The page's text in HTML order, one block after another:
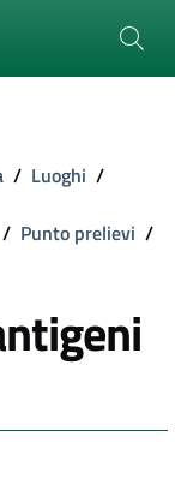
/ Luoghi /
/ Punto prelievi /